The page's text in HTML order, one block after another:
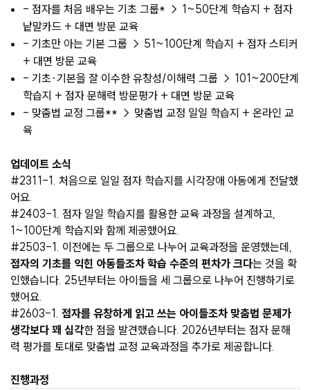
- 점자를 처음 배우는 기초 그룹* → 1~50단계 학습지 + 점자
낱말카드 + 대면 방문 교육
- 기초만 아는 기본 그룹 → 51~100단계 학습지 + 점자 스티커
+ 대면 방문 교육
- 기초·기본을 잘 이수한 유창성/이해력 그룹 → 101~200단계
학습지 + 점자 문해력 방문평가 + 대면 방문 교육
- 맞춤법 교정 그룹** → 맞춤법 교정 일일 학습지 + 온라인 교
육
업데이트 소식
#2311-1. 처음으로 일일 점자 학습지를 시각장애 아동에게 전달했
어요.
#2403-1. 점자 일일 학습지를 활용한 교육 과정을 설계하고,
1~100단계 학습지와 함께 제공했어요.
#2503-1. 이전에는 두 그룹으로 나누어 교육과정을 운영했는데,
점자의 기초를 익힌 아동들조차 학습 수준의 편차가 크다는 것을 확
인했습니다. 25년부터는 아이들을 세 그룹으로 나누어 진행하기로
했어요.
#2603-1. 점자를 유창하게 읽고 쓰는 아이들조차 맞춤법 문제가
생각보다 꽤 심각한 점을 발견했습니다. 2026년부터는 점자 문해
력 평가를 토대로 맞춤법 교정 교육과정을 추가로 제공합니다.
진행과정